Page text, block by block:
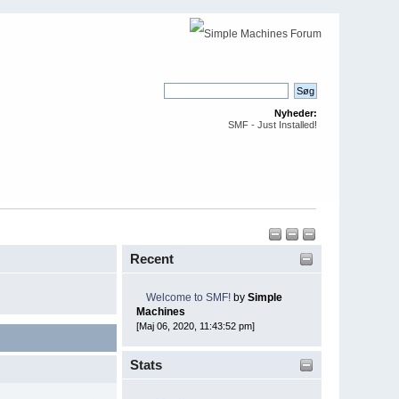
Nyheder:
SMF - Just Installed!
Recent
Welcome to SMF!by Simple
Machines
[Maj 06, 2020, 11:43:52 pm]
Stats